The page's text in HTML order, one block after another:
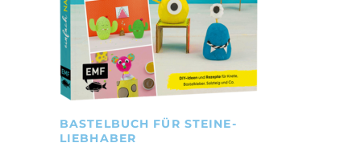
BASTELBUCH FÜR STEINE-
LIEBHABER